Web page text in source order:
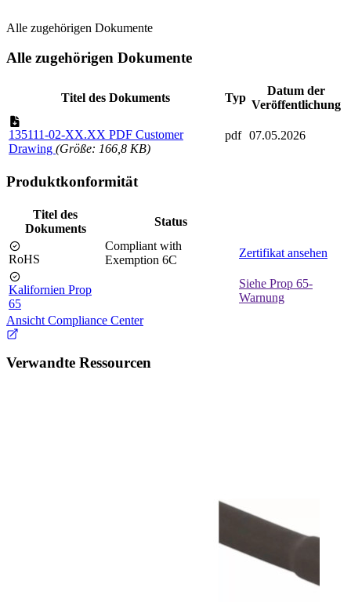
Alle zugehörigen Dokumente
Alle zugehörigen Dokumente
Titel des Dokuments Typ
Datum der
Veröffentlichung
135111-02-XX.XX PDF Customer
Drawing (Größe: 166,8 KB)
pdf 07.05.2026
Produktkonformität
Titel des
Dokuments
Status
RoHS
Compliant with
Exemption 6C
Zertifikat ansehen
Kalifornien Prop
65
Siehe Prop 65-
Warnung
Ansicht Compliance Center
Verwandte Ressourcen